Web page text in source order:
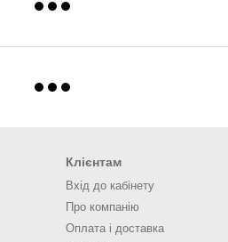
Клієнтам
Вхід до кабінету
Про компанію
Оплата і доставка